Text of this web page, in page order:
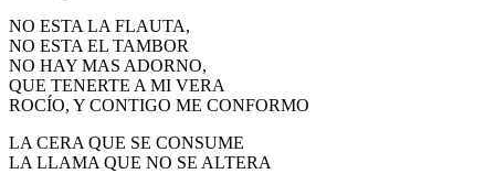
NO ESTA LA FLAUTA,
NO ESTA EL TAMBOR
NO HAY MAS ADORNO,
QUE TENERTE A MI VERA
ROCÍO, Y CONTIGO ME CONFORMO
LA CERA QUE SE CONSUME
LA LLAMA QUE NO SE ALTERA